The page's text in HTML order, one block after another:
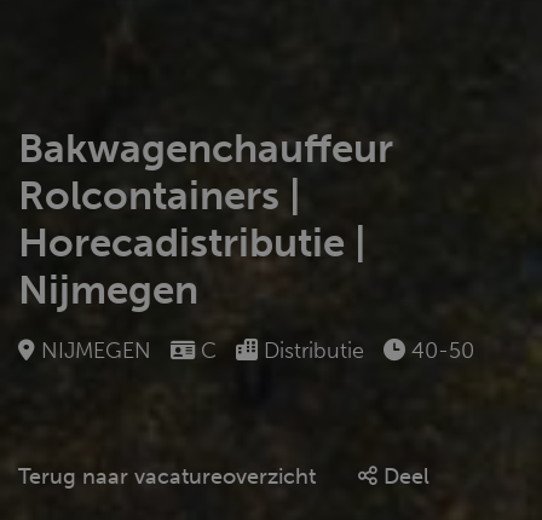
Bakwagenchauffeur
Rolcontainers |
Horecadistributie |
Nijmegen
NIJMEGEN C Distributie 40-50
Terug naar vacatureoverzicht Deel